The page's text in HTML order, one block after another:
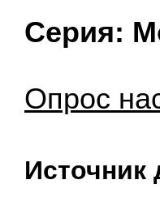
Серия:
Опрос
Источник